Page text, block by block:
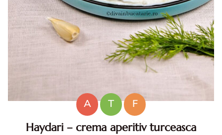
A T
F
Haydari – crema aperitiv turceasca